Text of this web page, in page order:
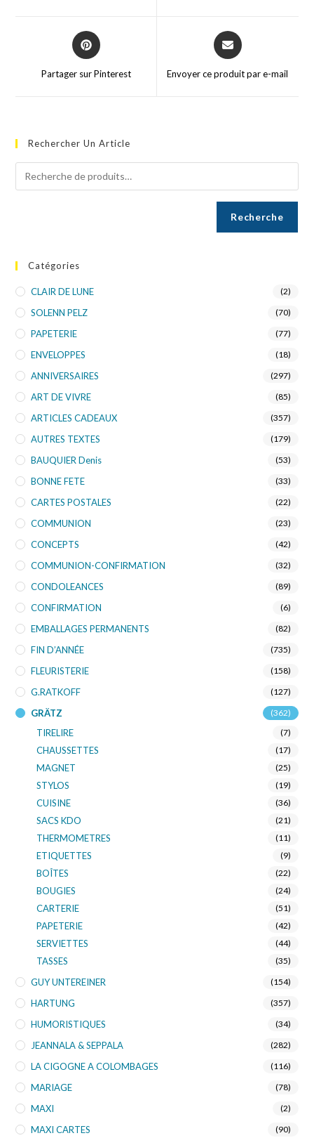
Partager sur Pinterest Envoyer ce produit par e-mail
Rechercher Un Article
Recherche
Catégories
CLAIR DE LUNE (2)
SOLENN PELZ (70)
PAPETERIE (77)
ENVELOPPES (18)
ANNIVERSAIRES (297)
ART DE VIVRE (85)
ARTICLES CADEAUX (357)
AUTRES TEXTES (179)
BAUQUIER Denis (53)
BONNE FETE (33)
CARTES POSTALES (22)
COMMUNION (23)
CONCEPTS (42)
COMMUNION-CONFIRMATION (32)
CONDOLEANCES (89)
CONFIRMATION (6)
EMBALLAGES PERMANENTS (82)
FIN D’ANNÉE (735)
FLEURISTERIE (158)
G.RATKOFF (127)
GRÄTZ (362)
TIRELIRE (7)
CHAUSSETTES (17)
MAGNET (25)
STYLOS (19)
CUISINE (36)
SACS KDO (21)
THERMOMETRES (11)
ETIQUETTES (9)
BOÎTES (22)
BOUGIES (24)
CARTERIE (51)
PAPETERIE (42)
SERVIETTES (44)
TASSES (35)
GUY UNTEREINER (154)
HARTUNG (357)
HUMORISTIQUES (34)
JEANNALA & SEPPALA (282)
LA CIGOGNE A COLOMBAGES (116)
MARIAGE (78)
MAXI (2)
MAXI CARTES (90)